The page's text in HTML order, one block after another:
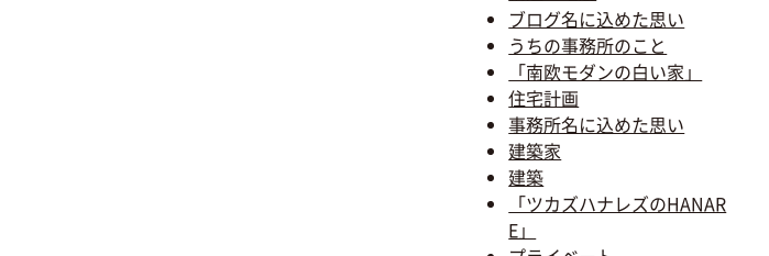
ブログ名に込めた思い
うちの事務所のこと
「南欧モダンの白い家」
住宅計画
事務所名に込めた思い
建築家
建築
「ツカズハナレズのHANAR
E」